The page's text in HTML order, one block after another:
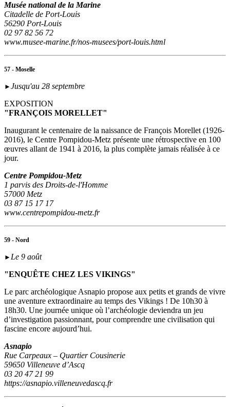
Musée national de la Marine
Citadelle de Port-Louis
56290 Port-Louis
02 97 82 56 72
www.musee-marine.fr/nos-musees/port-louis.html
57 - Moselle
► Jusqu'au 28 septembre
EXPOSITION
"FRANÇOIS MORELLET"
Inaugurant le centenaire de la naissance de François Morellet (1926-
2016), le Centre Pompidou-Metz présente une rétrospective en 100
œuvres allant de 1941 à 2016, la plus complète jamais réalisée à ce
jour.
Centre Pompidou-Metz
1 parvis des Droits-de-l'Homme
57000 Metz
03 87 15 17 17
www.centrepompidou-metz.fr
59 - Nord
► Le 9 août
"ENQUÊTE CHEZ LES VIKINGS"
Le parc archéologique Asnapio propose aux petits et grands de vivre
une aventure extraordinaire au temps des Vikings ! De 10h30 à
18h30. Une journée unique où l’archéologie deviendra un jeu
d’investigation passionnant, pour comprendre une civilisation qui
fascine encore aujourd’hui.
Asnapio
Rue Carpeaux – Quartier Cousinerie
59650 Villeneuve d’Ascq
03 20 47 21 99
https://asnapio.villeneuvedascq.fr